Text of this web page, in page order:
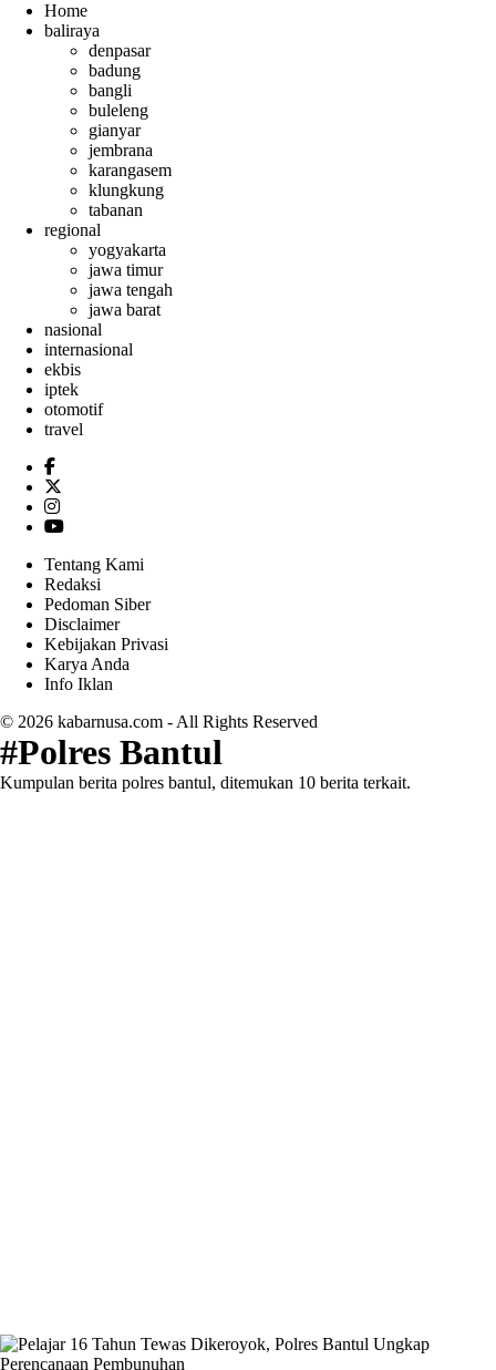
Home
baliraya
denpasar
badung
bangli
buleleng
gianyar
jembrana
karangasem
klungkung
tabanan
regional
yogyakarta
jawa timur
jawa tengah
jawa barat
nasional
internasional
ekbis
iptek
otomotif
travel
Tentang Kami
Redaksi
Pedoman Siber
Disclaimer
Kebijakan Privasi
Karya Anda
Info Iklan
© 2026 kabarnusa.com - All Rights Reserved
#Polres Bantul
Kumpulan berita polres bantul, ditemukan 10 berita terkait.